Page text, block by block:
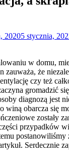
20205 stycznia,
w domu,
zauważa, że
czy też
gromadzić
diagnozą jest
winą obarcza się
zostały
przypadków
postanowiliśmy
Serdecznie